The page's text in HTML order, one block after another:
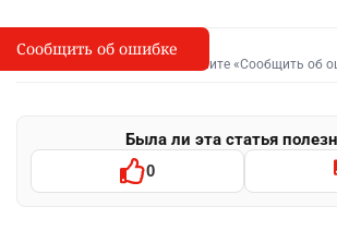
I
Сообщить об опечатке
Выделите фрагмент и нажмите «Сообщить об
Была ли эта статья
0
Сообщить об ошибке